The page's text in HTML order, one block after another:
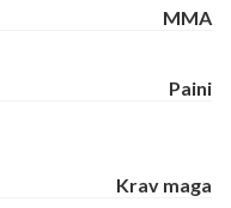
MMA
Paini
Krav maga